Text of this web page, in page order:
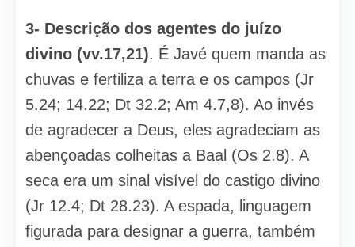
3- Descrição dos agentes do juízo
divino (vv.17,21). É Javé quem manda as
chuvas e fertiliza a terra e os campos (Jr
5.24; 14.22; Dt 32.2; Am 4.7,8). Ao invés
de agradecer a Deus, eles agradeciam as
abençoadas colheitas a Baal (Os 2.8). A
seca era um sinal visível do castigo divino
(Jr 12.4; Dt 28.23). A espada, linguagem
figurada para designar a guerra, também